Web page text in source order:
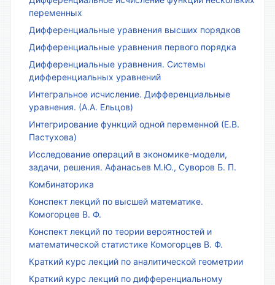
переменных
Дифференциальные уравнения высших порядков
Дифференциальные уравнения первого порядка
Дифференциальные уравнения. Системы
дифференциальных уравнений
Интегральное исчисление. Дифференциальные
уравнения. (А.А. Ельцов)
Интегрирование функций одной переменной (Е.В.
Пастухова)
Исследование операций в экономике-модели,
задачи, решения. Афанасьев М.Ю., Суворов Б. П.
Комбинаторика
Конспект лекций по высшей математике.
Комогорцев В. Ф.
Конспект лекций по теории вероятностей и
математической статистике Комогорцев В. Ф.
Краткий курс лекций по аналитической геометрии
Краткий курс лекций по дифференциальному